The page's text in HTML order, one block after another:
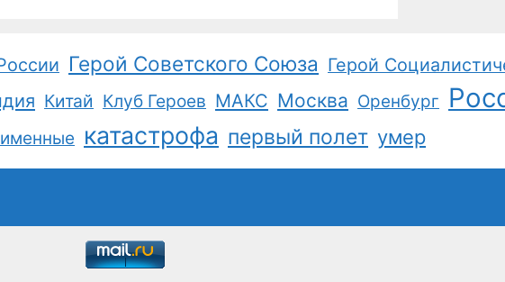
Герой Советского Союза Герой
Китай Клуб Героев МАКС Москва Оренбург
именные катастрофа первый полет умер